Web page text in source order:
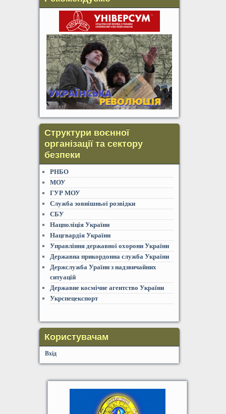
Структури воєнної
організації та сектору
безпеки
РНБО
МОУ
ГУР МОУ
Служба зовнішньої розвідки
СБУ
Нацполіція України
Нацгвардія України
Управління державної охорони України
Державна прикордонна служба України
Держслужба Ураїни з надзвичайних
ситуацій
Державне космічне агентство України
Укрспецекспорт
Користувачам
Вхід